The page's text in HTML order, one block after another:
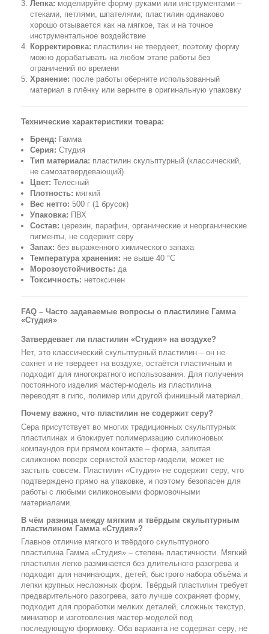
Лепка: моделируйте форму руками или инструментами –
стеками, петлями, шпателями; пластилин одинаково
хорошо отзывается как на мягкое, так и на точное
инструментальное воздействие
Корректировка: пластилин не твердеет, поэтому форму
можно дорабатывать на любом этапе работы без
ограничений по времени
Хранение: после работы оберните использованный
материал в плёнку или верните в оригинальную упаковку
Технические характеристики товара:
Бренд: Гамма
Серия: Студия
Тип материала: пластилин скульптурный (классический,
не самозатвердевающий)
Цвет: Телесный
Плотность: мягкий
Вес нетто: 500 г (1 брусок)
Упаковка: ПВХ
Состав: церезин, парафин, органические и неорганические
пигменты, не содержит серу
Запах: без выраженного химического запаха
Температура хранения: не выше 40 °C
Морозоустойчивость: да
Токсичность: нетоксичен
FAQ – Часто задаваемые вопросы о пластилине Гамма
«Студия»
Затвердевает ли пластилин «Студия» на воздухе?
Нет, это классический скульптурный пластилин – он не
сохнет и не твердеет на воздухе, остаётся пластичным и
подходит для многократного использования. Для получения
постоянного изделия мастер-модель из пластилина
переводят в гипс, полимер или другой финишный материал.
Почему важно, что пластилин не содержит серу?
Сера присутствует во многих традиционных скульптурных
пластилинах и блокирует полимеризацию силиконовых
компаундов при прямом контакте – форма, залитая
силиконом поверх сернистой мастер-модели, может не
застыть совсем. Пластилин «Студия» не содержит серу, что
подтверждено прямо на упаковке, и поэтому безопасен для
работы с любыми силиконовыми формовочными
материалами.
В чём разница между мягким и твёрдым скульптурным
пластилином Гамма «Студия»?
Главное отличие мягкого и твёрдого скульптурного
пластилина Гамма «Студия» – степень пластичности. Мягкий
пластилин легко разминается без длительного разогрева и
подходит для начинающих, детей, быстрого набора объёма и
лепки крупных несложных форм. Твёрдый пластилин требует
предварительного разогрева, зато лучше сохраняет форму,
подходит для проработки мелких деталей, сложных текстур,
миниатюр и изготовления мастер-моделей под
последующую формовку. Оба варианта не содержат серу, не